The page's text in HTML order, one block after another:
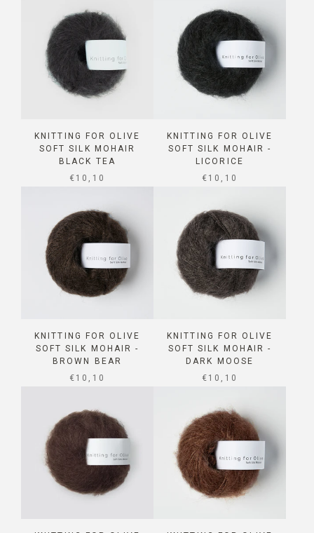
KNITTING FOR OLIVE
SOFT SILK MOHAIR
BLACK TEA
SALE PRICE
€10,10
KNITTING FOR OLIVE
SOFT SILK MOHAIR -
LICORICE
SALE PRICE
€10,10
KNITTING FOR OLIVE
SOFT SILK MOHAIR -
BROWN BEAR
SALE PRICE
€10,10
KNITTING FOR OLIVE
SOFT SILK MOHAIR -
DARK MOOSE
SALE PRICE
€10,10